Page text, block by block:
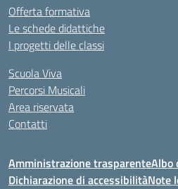
Offerta formativa
Le schede didattiche
I progetti delle classi
Scuola Viva
Percorsi Musicali
Area riservata
Contatti
Amministrazione trasparenteAlbo
Dichiarazione di accessibilitàNote